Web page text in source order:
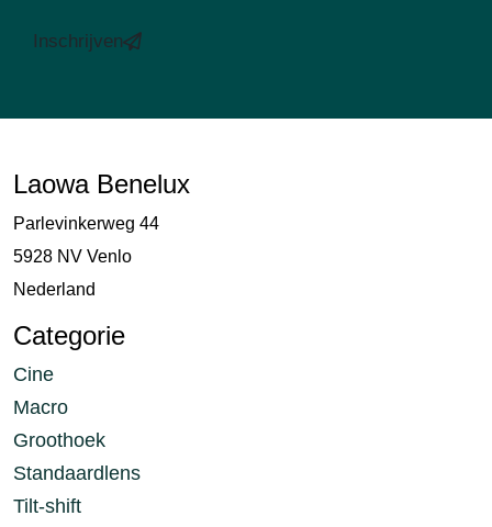
Inschrijven
Laowa Benelux
Parlevinkerweg 44
5928 NV Venlo
Nederland
Categorie
Cine
Macro
Groothoek
Standaardlens
Tilt-shift